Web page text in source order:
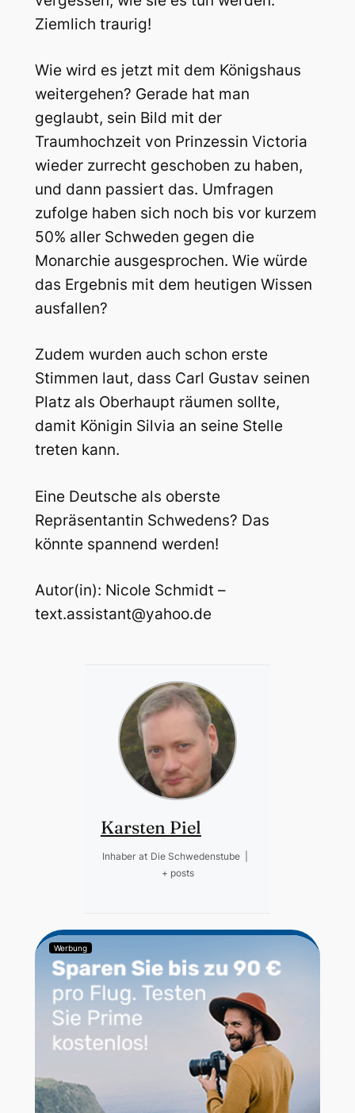
Ziemlich traurig!
Wie wird es jetzt mit dem Königshaus
weitergehen? Gerade hat man
geglaubt, sein Bild mit der
Traumhochzeit von Prinzessin Victoria
wieder zurrecht geschoben zu haben,
und dann passiert das. Umfragen
zufolge haben sich noch bis vor kurzem
50% aller Schweden gegen die
Monarchie ausgesprochen. Wie würde
das Ergebnis mit dem heutigen Wissen
ausfallen?
Zudem wurden auch schon erste
Stimmen laut, dass Carl Gustav seinen
Platz als Oberhaupt räumen sollte,
damit Königin Silvia an seine Stelle
treten kann.
Eine Deutsche als oberste
Repräsentantin Schwedens? Das
könnte spannend werden!
Autor(in): Nicole Schmidt –
text.assistant@yahoo.de
Karsten Piel
Inhaber at Die Schwedenstube
+ posts
Werbung